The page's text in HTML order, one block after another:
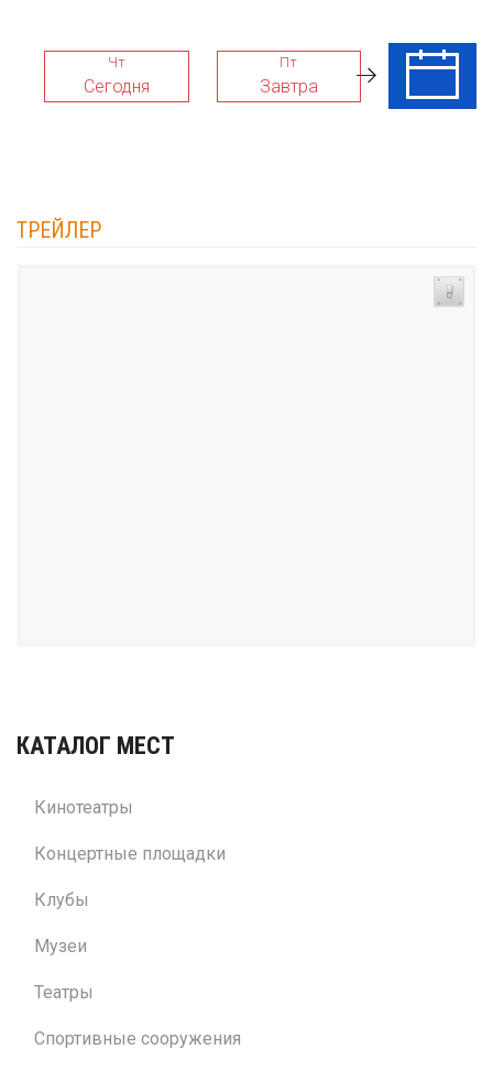
Чт
Сегодня
Пт
Завтра
Сб
ТРЕЙЛЕР
КАТАЛОГ МЕСТ
Кинотеатры
Концертные площадки
Клубы
Музеи
Театры
Спортивные сооружения